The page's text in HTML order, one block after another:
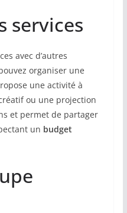
services
avec d’autres
organiser une
une activité à
ou une projection
et permet de partager
un budget